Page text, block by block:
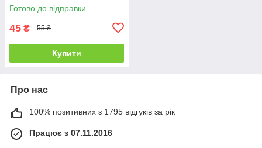
Готово до відправки
45 ₴ 55 ₴
Купити
Про нас
100% позитивних з 1795 відгуків за рік
Працює з 07.11.2016